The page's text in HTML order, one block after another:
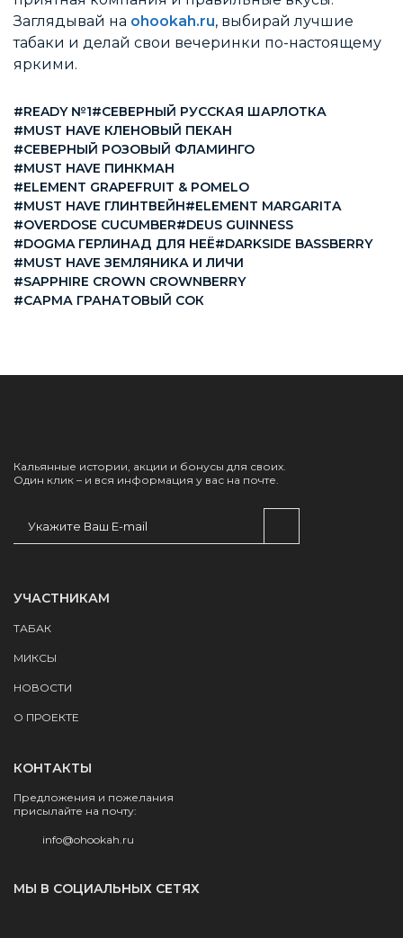
Заглядывай на ohookah.ru, выбирай лучшие
табаки и делай свои вечеринки по-настоящему
яркими.
#READY №1#СЕВЕРНЫЙ РУССКАЯ ШАРЛОТКА
#MUST HAVE КЛЕНОВЫЙ ПЕКАН
#СЕВЕРНЫЙ РОЗОВЫЙ ФЛАМИНГО
#MUST HAVE ПИНКМАН
#ELEMENT GRAPEFRUIT & POMELO
#MUST HAVE ГЛИНТВЕЙН#ELEMENT MARGARITA
#OVERDOSE CUCUMBER#DEUS GUINNESS
#DOGMA ГЕРЛИНАД ДЛЯ НЕЁ#DARKSIDE BASSBERRY
#MUST HAVE ЗЕМЛЯНИКА И ЛИЧИ
#SAPPHIRE CROWN CROWNBERRY
#САРМА ГРАНАТОВЫЙ СОК
Кальянные истории, акции и бонусы для своих.
Один клик – и вся информация у вас на почте.
УЧАСТНИКАМ
ТАБАК
МИКСЫ
НОВОСТИ
О ПРОЕКТЕ
КОНТАКТЫ
Предложения и пожелания
присылайте на почту:
info@ohookah.ru
МЫ В СОЦИАЛЬНЫХ СЕТЯХ